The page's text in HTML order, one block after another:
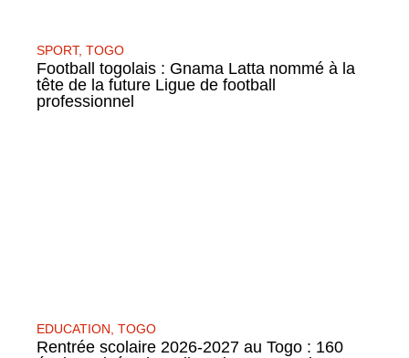
SPORT, TOGO
Football togolais : Gnama Latta nommé à la
tête de la future Ligue de football
professionnel
EDUCATION TOGO
Rentrée scolaire 2026-2027 au Togo : 160